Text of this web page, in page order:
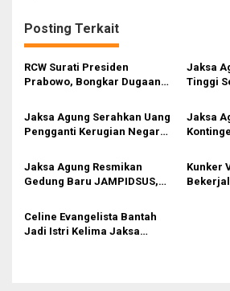
g
a
s
p
o
s
Posting Terkait
RCW Surati Presiden
Prabowo, Bongkar Dugaan
PT Inalum
Jaksa
Tinggi
Budaya
Jaksa Agung Serahkan Uang
Pengganti Kerugian Negara
Triliun ke Menkeu
Jaksa
Ini
Jaksa Agung Resmikan
Gedung Baru JAMPIDSUS,
Pemberantasan Korupsi
yang Profesional dan
Kunker
Celine Evangelista Bantah
Jadi Istri Kelima Jaksa